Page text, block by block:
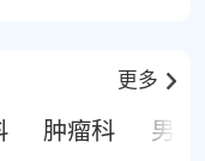
更多
肿瘤科 男科